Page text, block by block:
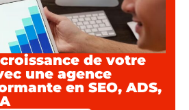
de votre
une agence
en SEO, ADS,